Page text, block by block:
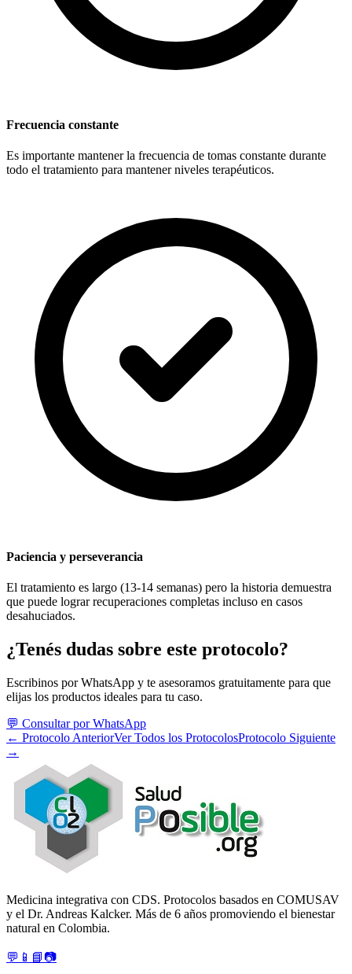
Frecuencia constante
Es importante mantener la frecuencia de tomas constante durante
todo el tratamiento para mantener niveles terapéuticos.
Paciencia y perseverancia
El tratamiento es largo (13-14 semanas) pero la historia demuestra
que puede lograr recuperaciones completas incluso en casos
desahuciados.
¿Tenés dudas sobre este protocolo?
Escribinos por WhatsApp y te asesoramos gratuitamente para que
elijas los productos ideales para tu caso.
💬 Consultar por WhatsApp
← Protocolo AnteriorVer Todos los ProtocolosProtocolo Siguiente
→
Medicina integrativa con CDS. Protocolos basados en COMUSAV
y el Dr. Andreas Kalcker. Más de 6 años promoviendo el bienestar
natural en Colombia.
💬 📱 📘📷